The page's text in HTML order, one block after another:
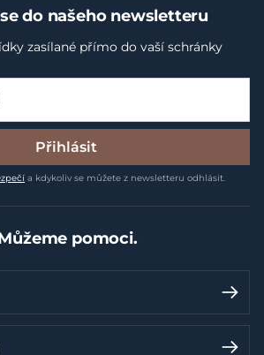
do našeho newsletteru
zasílané přímo do vaší schránky
Přihlásit
a kdykoliv se můžete z newsletteru odhlásit.
pomoci.